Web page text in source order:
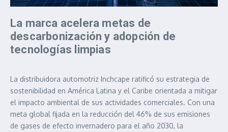
La marca acelera metas de
descarbonización y adopción de
tecnologías limpias
La distribuidora automotriz Inchcape ratificó su estrategia de
sostenibilidad en América Latina y el Caribe orientada a mitigar
el impacto ambiental de sus actividades comerciales. Con una
meta global fijada en la reducción del 46% de sus emisiones
de gases de efecto invernadero para el año 2030, la